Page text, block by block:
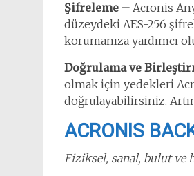
Şifreleme – Acronis
düzeydeki AES-256
korumanıza yardımcı
Doğrulama ve
olmak için yedekleri
doğrulayabilirsiniz.
ACRONIS
Fiziksel, sanal, bulut ve